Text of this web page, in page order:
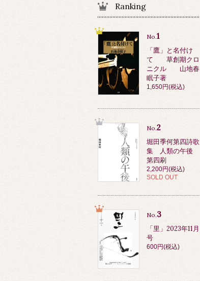
Ranking
No.1
「鷹」と名付け
て 草創期クロ
ニクル 山地春
眠子著
1,650円(税込)
No.2
堀田季何第四詩歌
集 人類の午後
第四刷
2,200円(税込)
SOLD OUT
No.3
「里」2023年11月
号
600円(税込)